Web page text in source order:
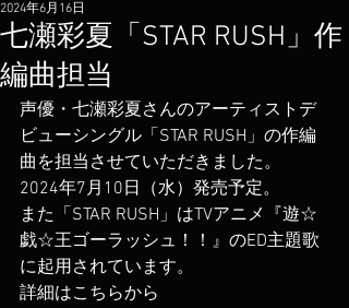
七瀬彩夏「STAR RUSH」作
編曲担当
2024年6月16日
声優・七瀬彩夏さんのアーティストデ
ビューシングル「STAR RUSH」の作編
曲を担当させていただきました。
2024年7月10日（水）発売予定。
また「STAR RUSH」はTVアニメ 『遊☆
戯☆王ゴーラッシュ！！』のED主題歌
に起用されています。
詳細はこちらから